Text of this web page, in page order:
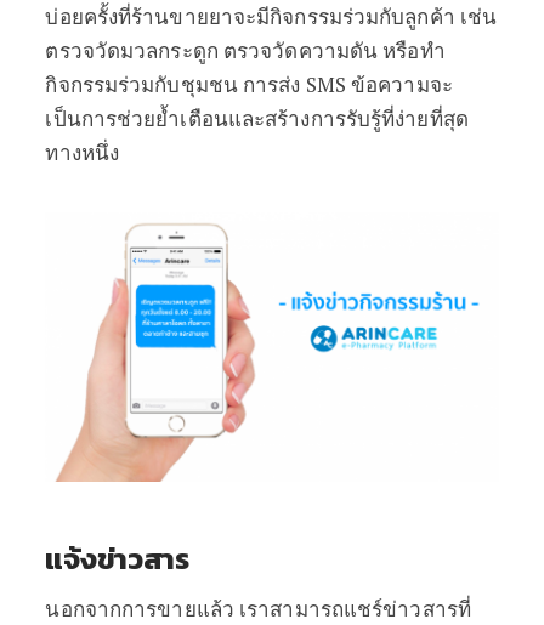
บ่อยครั้งที่ร้านขายยาจะมีกิจกรรมร่วมกับลูกค้า เช่น
ตรวจวัดมวลกระดูก ตรวจวัดความดัน หรือทำ
กิจกรรมร่วมกับชุมชน การส่ง SMS ข้อความจะ
เป็นการช่วยย้ำเตือนและสร้างการรับรู้ที่ง่ายที่สุด
ทางหนึ่ง
แจ้งข่าวสาร
นอกจากการขายแล้ว เราสามารถแชร์ข่าวสารที่